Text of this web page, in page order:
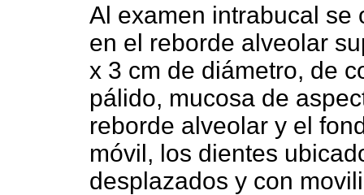
Al examen intrabucal se
en el reborde alveolar
x 3 cm de diámetro, de
pálido, mucosa de
reborde alveolar y el
móvil, los dientes
desplazados y con